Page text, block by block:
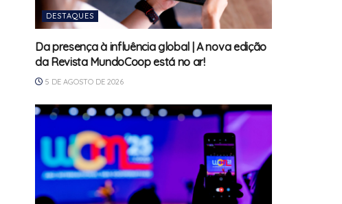
DESTAQUES
Da presença à influência global | A nova edição
da Revista MundoCoop está no ar!
5 DE AGOSTO DE 2026